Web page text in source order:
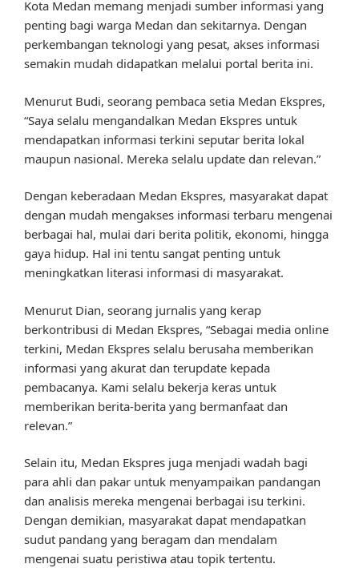
Kota Medan memang menjadi sumber informasi yang
penting bagi warga Medan dan sekitarnya. Dengan
perkembangan teknologi yang pesat, akses informasi
semakin mudah didapatkan melalui portal berita ini.
Menurut Budi, seorang pembaca setia Medan Ekspres,
“Saya selalu mengandalkan Medan Ekspres untuk
mendapatkan informasi terkini seputar berita lokal
maupun nasional. Mereka selalu update dan relevan.”
Dengan keberadaan Medan Ekspres, masyarakat dapat
dengan mudah mengakses informasi terbaru mengenai
berbagai hal, mulai dari berita politik, ekonomi, hingga
gaya hidup. Hal ini tentu sangat penting untuk
meningkatkan literasi informasi di masyarakat.
Menurut Dian, seorang jurnalis yang kerap
berkontribusi di Medan Ekspres, “Sebagai media online
terkini, Medan Ekspres selalu berusaha memberikan
informasi yang akurat dan terupdate kepada
pembacanya. Kami selalu bekerja keras untuk
memberikan berita-berita yang bermanfaat dan
relevan.”
Selain itu, Medan Ekspres juga menjadi wadah bagi
para ahli dan pakar untuk menyampaikan pandangan
dan analisis mereka mengenai berbagai isu terkini.
Dengan demikian, masyarakat dapat mendapatkan
sudut pandang yang beragam dan mendalam
mengenai suatu peristiwa atau topik tertentu.